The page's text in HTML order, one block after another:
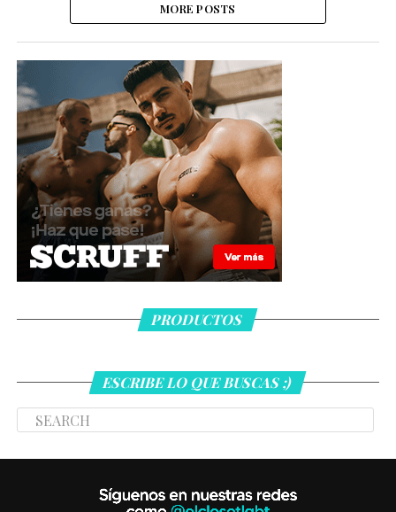
MORE POSTS
PRODUCTOS
ESCRIBE LO QUE BUSCAS ;)